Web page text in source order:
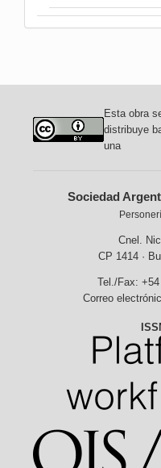
Esta obra
distribuye
una
Sociedad
Cnel.
CP 1414 ·
Tel./Fax: +54
Correo